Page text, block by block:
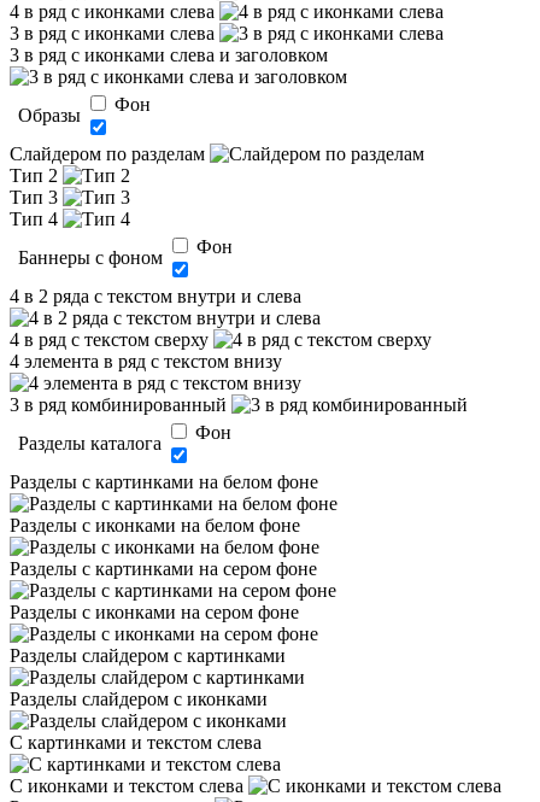
4 в ряд с иконками слева
3 в ряд с иконками слева
3 в ряд с иконками слева и заголовком
Образы
Фон
Слайдером по разделам
Тип 2
Тип 3
Тип 4
Баннеры с фоном
Фон
4 в 2 ряда с текстом внутри и слева
4 в ряд с текстом сверху
4 элемента в ряд с текстом внизу
3 в ряд комбинированный
Разделы каталога
Фон
Разделы с картинками на белом фоне
Разделы с иконками на белом фоне
Разделы с картинками на сером фоне
Разделы с иконками на сером фоне
Разделы слайдером с картинками
Разделы слайдером с иконками
С картинками и текстом слева
С иконками и текстом слева